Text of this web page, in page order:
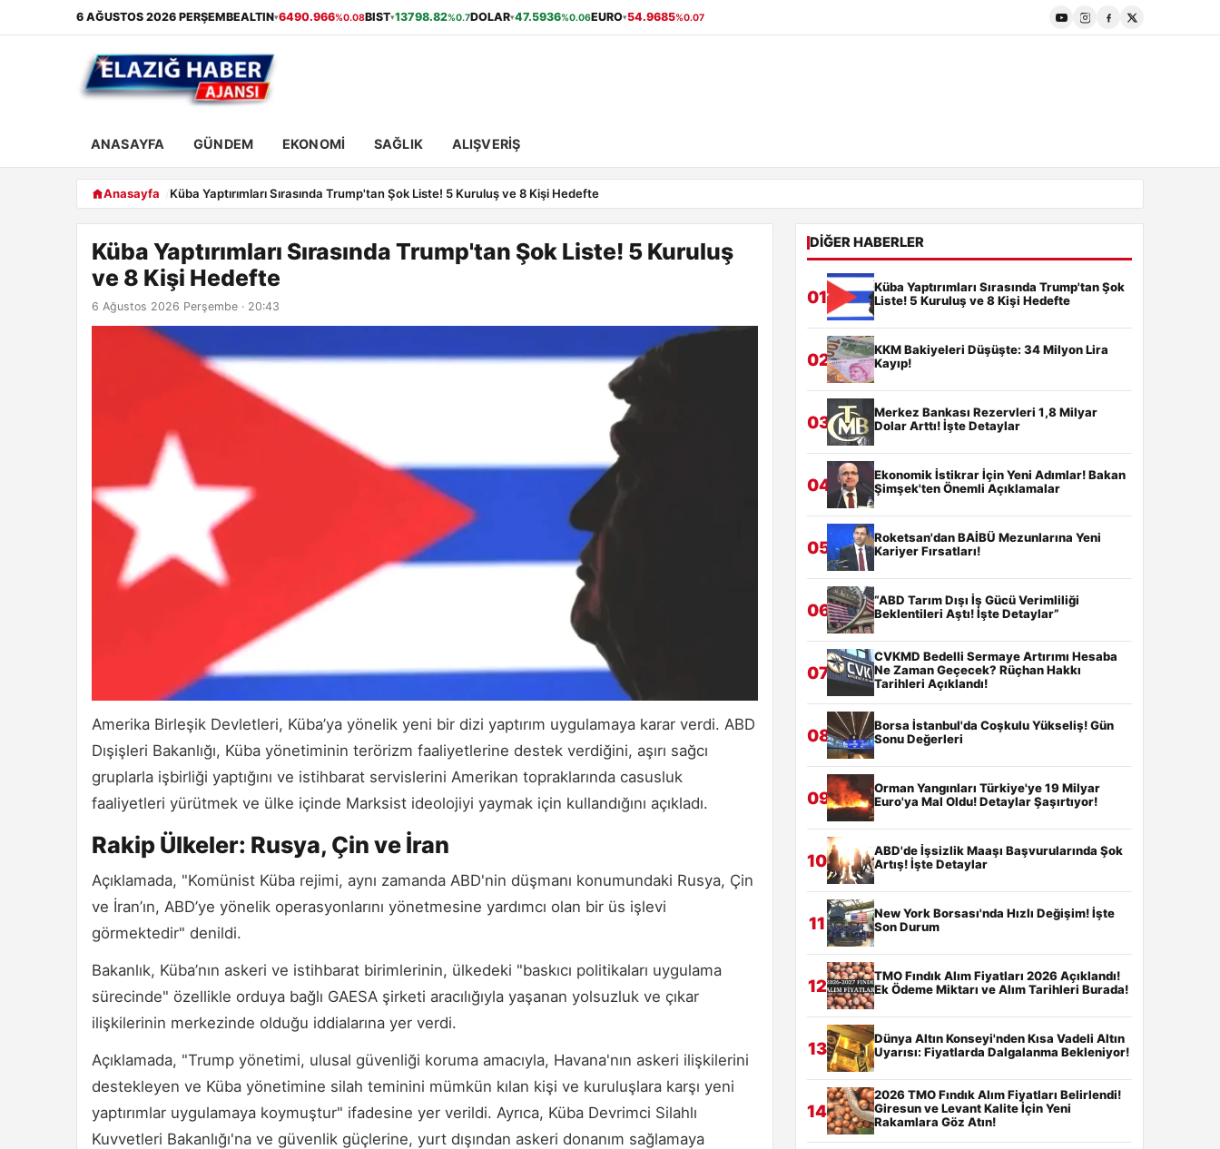
6 AĞUSTOS 2026 PERŞEMBEALTIN▾6490.966%0.08BIST▾13798.82%0.7DOLAR▾47.5936%0.06EURO▾54.9685%0.07
ANASAYFA GÜNDEM EKONOMI SAĞLIK ALIŞVERIŞ
Anasayfa Küba Yaptırımları Sırasında Trump'tan Şok Liste! 5 Kuruluş ve 8 Kişi Hedefte
Küba Yaptırımları Sırasında Trump'tan Şok Liste! 5 Kuruluş
ve 8 Kişi Hedefte
6 Ağustos 2026 Perşembe · 20:43
Amerika Birleşik Devletleri, Küba’ya yönelik yeni bir dizi yaptırım uygulamaya karar verdi. ABD
Dışişleri Bakanlığı, Küba yönetiminin terörizm faaliyetlerine destek verdiğini, aşırı sağcı
gruplarla işbirliği yaptığını ve istihbarat servislerini Amerikan topraklarında casusluk
faaliyetleri yürütmek ve ülke içinde Marksist ideolojiyi yaymak için kullandığını açıkladı.
Rakip Ülkeler: Rusya, Çin ve İran
Açıklamada, "Komünist Küba rejimi, aynı zamanda ABD'nin düşmanı konumundaki Rusya, Çin
ve İran’ın, ABD’ye yönelik operasyonlarını yönetmesine yardımcı olan bir üs işlevi
görmektedir" denildi.
Bakanlık, Küba’nın askeri ve istihbarat birimlerinin, ülkedeki "baskıcı politikaları uygulama
sürecinde" özellikle orduya bağlı GAESA şirketi aracılığıyla yaşanan yolsuzluk ve çıkar
ilişkilerinin merkezinde olduğu iddialarına yer verdi.
Açıklamada, "Trump yönetimi, ulusal güvenliği koruma amacıyla, Havana'nın askeri ilişkilerini
destekleyen ve Küba yönetimine silah teminini mümkün kılan kişi ve kuruluşlara karşı yeni
yaptırımlar uygulamaya koymuştur" ifadesine yer verildi. Ayrıca, Küba Devrimci Silahlı
Kuvvetleri Bakanlığı'na ve güvenlik güçlerine, yurt dışından askeri donanım sağlamaya
DIĞER HABERLER
01
Küba Yaptırımları Sırasında Trump'tan Şok
Liste! 5 Kuruluş ve 8 Kişi Hedefte
02
KKM Bakiyeleri Düşüşte: 34 Milyon Lira
Kayıp!
03
Merkez Bankası Rezervleri 1,8 Milyar
Dolar Arttı! İşte Detaylar
04
Ekonomik İstikrar İçin Yeni Adımlar! Bakan
Şimşek'ten Önemli Açıklamalar
05
Roketsan'dan BAİBÜ Mezunlarına Yeni
Kariyer Fırsatları!
06
“ABD Tarım Dışı İş Gücü Verimliliği
Beklentileri Aştı! İşte Detaylar”
07
CVKMD Bedelli Sermaye Artırımı Hesaba
Ne Zaman Geçecek? Rüçhan Hakkı
Tarihleri Açıklandı!
08
Borsa İstanbul'da Coşkulu Yükseliş! Gün
Sonu Değerleri
09
Orman Yangınları Türkiye'ye 19 Milyar
Euro'ya Mal Oldu! Detaylar Şaşırtıyor!
10
ABD'de İşsizlik Maaşı Başvurularında Şok
Artış! İşte Detaylar
11
New York Borsası'nda Hızlı Değişim! İşte
Son Durum
12
TMO Fındık Alım Fiyatları 2026 Açıklandı!
Ek Ödeme Miktarı ve Alım Tarihleri Burada!
13
Dünya Altın Konseyi'nden Kısa Vadeli Altın
Uyarısı: Fiyatlarda Dalgalanma Bekleniyor!
14
2026 TMO Fındık Alım Fiyatları Belirlendi!
Giresun ve Levant Kalite İçin Yeni
Rakamlara Göz Atın!